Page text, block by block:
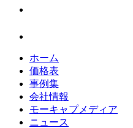
ホーム
価格表
事例集
会社情報
モーキャプメディア
ニュース